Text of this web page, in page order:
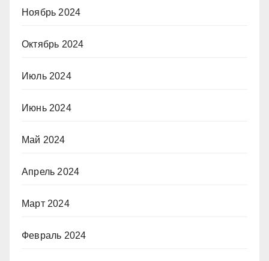
Ноябрь 2024
Октябрь 2024
Июль 2024
Июнь 2024
Май 2024
Апрель 2024
Март 2024
Февраль 2024